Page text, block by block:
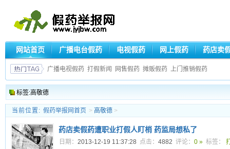
网站首页 广播电台假药 电视假药 网上假药 药店卖
广播电视假药 打假新闻 网售假药 摊贩假药 上门推销假药
标签:高敬德
当前位置: 假药举报网首页 > 高敬德 >
药店卖假药遭职业打假人盯梢 药监局想私了
日期： 2013-12-19 11:37:28 点击： 4882 评论： 0 » 标签：